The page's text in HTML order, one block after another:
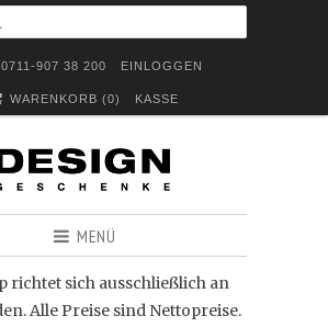
907 38 200 EINLOGGEN
WARENKORB (0) KASSE
MENÜ
richtet sich ausschließlich an
Alle Preise sind Nettopreise.